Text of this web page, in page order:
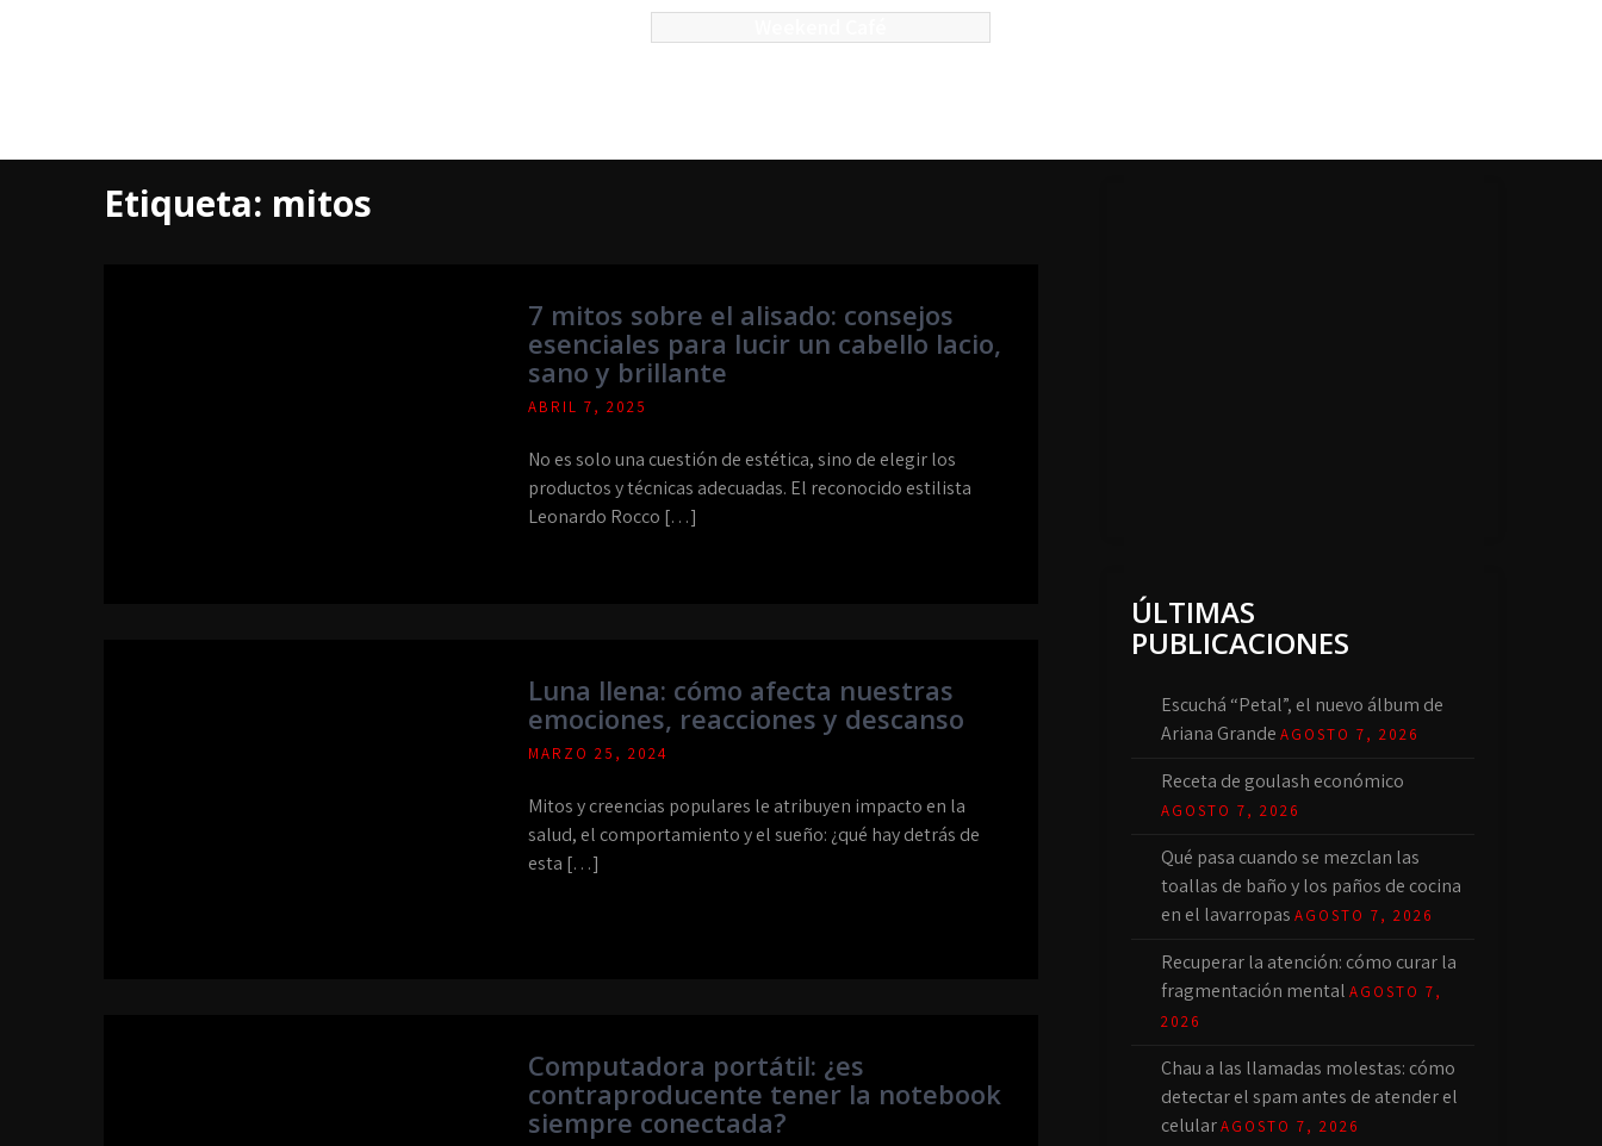
Etiqueta: mitos
7 mitos sobre el alisado: consejos
esenciales para lucir un cabello lacio,
sano y brillante
ABRIL 7, 2025
No es solo una cuestión de estética, sino de elegir los
productos y técnicas adecuadas. El reconocido estilista
Leonardo Rocco […]
Luna llena: cómo afecta nuestras
emociones, reacciones y descanso
MARZO 25, 2024
Mitos y creencias populares le atribuyen impacto en la
salud, el comportamiento y el sueño: ¿qué hay detrás de
esta […]
Computadora portátil: ¿es
contraproducente tener la notebook
siempre conectada?
ÚLTIMAS
PUBLICACIONES
Escuchá “Petal”, el nuevo álbum de
Ariana Grande AGOSTO 7, 2026
Receta de goulash económico
AGOSTO 7, 2026
Qué pasa cuando se mezclan las
toallas de baño y los paños de cocina
en el lavarropas AGOSTO 7, 2026
Recuperar la atención: cómo curar la
fragmentación mental AGOSTO 7,
2026
Chau a las llamadas molestas: cómo
detectar el spam antes de atender el
celular AGOSTO 7, 2026